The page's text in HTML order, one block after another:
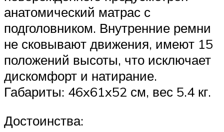
анатомический матрас с
подголовником. Внутренние ремни
не сковывают движения, имеют 15
положений высоты, что исключает
дискомфорт и натирание.
Габариты: 46x61x52 см, вес 5.4 кг.
Достоинства: